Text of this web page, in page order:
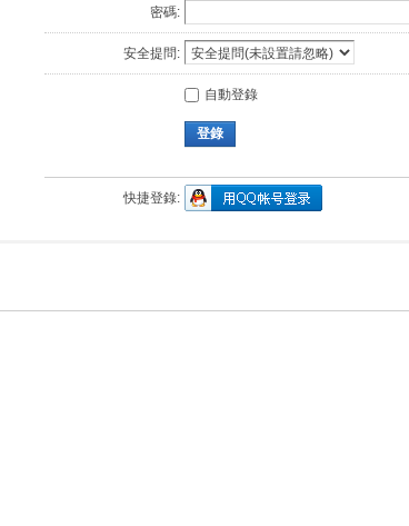
密碼:
安全提問:
自動登錄
登錄
快捷登錄: